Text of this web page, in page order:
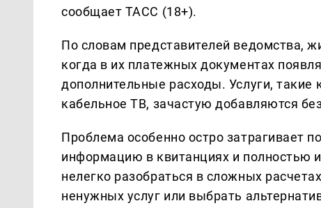
сообщает ТАСС (18+).
По словам представителей ведомства,
когда в их платежных документах
дополнительные расходы. Услуги,
кабельное ТВ, зачастую добавляются
Проблема особенно остро затрагивает
информацию в квитанциях и полностью
нелегко разобраться в сложных
ненужных услуг или выбрать